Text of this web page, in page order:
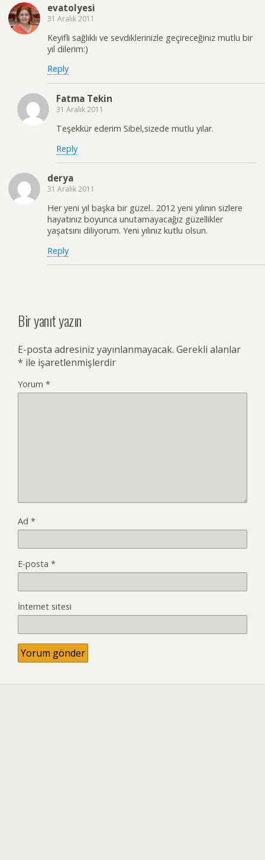
evatolyesi
31 Aralık 2011
Keyifli sağlıklı ve sevdiklerinizle geçireceğiniz mutlu bir
yıl dilerim:)
Reply
Fatma Tekin
31 Aralık 2011
Teşekkür ederim Sibel,sizede mutlu yılar.
Reply
derya
31 Aralık 2011
Her yeni yıl başka bir güzel.. 2012 yeni yılının sizlere
hayatınız boyunca unutamayacağız güzellikler
yaşatsını diliyorum. Yeni yılınız kutlu olsun.
Reply
Bir yanıt yazın
E-posta adresiniz yayınlanmayacak. Gerekli alanlar
* ile işaretlenmişlerdir
Yorum *
Ad *
E-posta *
İnternet sitesi